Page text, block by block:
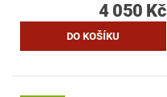
4 050 Kč